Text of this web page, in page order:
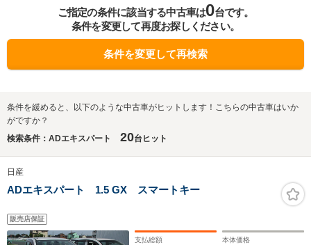
ご指定の条件に該当する中古車は0台です。
条件を変更して再度お探しください。
条件を変更して再検索
条件を緩めると、以下のような中古車がヒットします！こちらの中古車はいか
がですか？
検索条件：ADエキスパート
20台ヒット
日産
ADエキスパート 1.5 GX スマートキー
販売店保証
支払総額 本体価格